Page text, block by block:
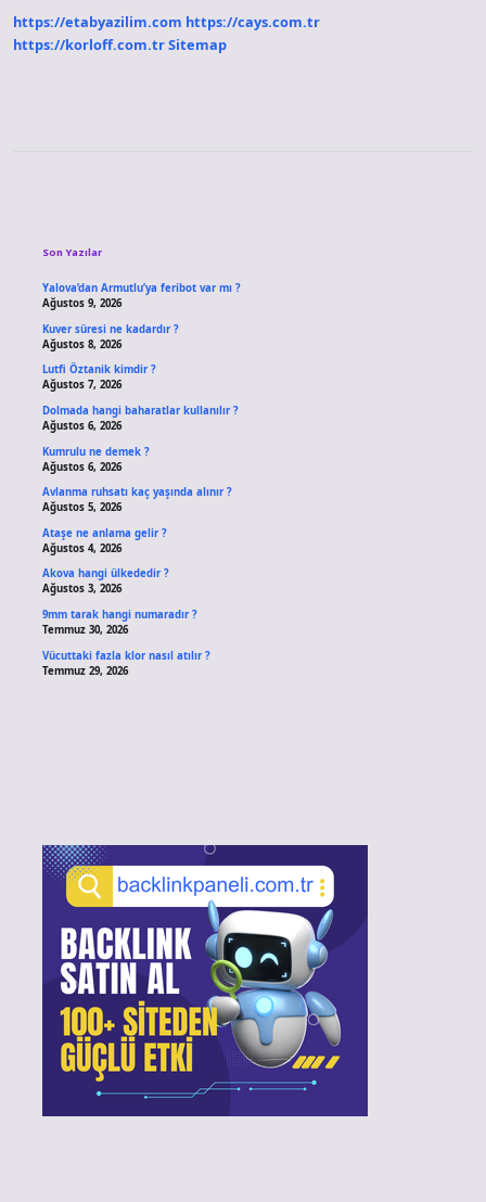
https://etabyazilim.com https://cays.com.tr
https://korloff.com.trSitemap
Son Yazılar
Yalova’dan Armutlu’ya feribot var mı ?
Ağustos 9, 2026
Kuver süresi ne kadardır ?
Ağustos 8, 2026
Lutfi Öztanik kimdir ?
Ağustos 7, 2026
Dolmada hangi baharatlar kullanılır ?
Ağustos 6, 2026
Kumrulu ne demek ?
Ağustos 6, 2026
Avlanma ruhsatı kaç yaşında alınır ?
Ağustos 5, 2026
Ataşe ne anlama gelir ?
Ağustos 4, 2026
Akova hangi ülkededir ?
Ağustos 3, 2026
9mm tarak hangi numaradır ?
Temmuz 30, 2026
Vücuttaki fazla klor nasıl atılır ?
Temmuz 29, 2026